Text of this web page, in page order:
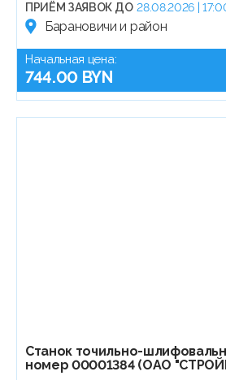
ПРИЁМ ЗАЯВОК ДО 28.08.2026 |
Барановичи и район
Начальная цена:
744.00 BYN
Станок точильно-
номер 00001384 (ОАО